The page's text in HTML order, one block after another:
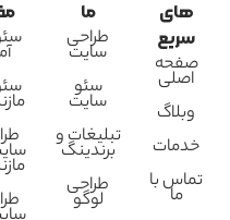
های
سریع
صفحه
اصلی
وبلاگ
خدمات
تماس با
ما
ما
طراحی
سایت
سئو
سایت
تبلیغات و
برندینگ
طراحی
لوگو